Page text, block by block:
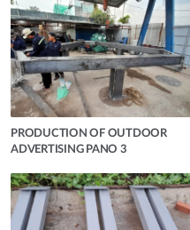
PRODUCTION OF OUTDOOR
ADVERTISING PANO 3